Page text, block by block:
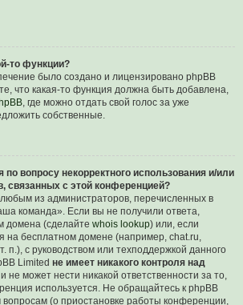
то функции?
было создано и лицензировано phpBB
что какая-то функция должна быть добавлена,
, где можно отдать свой голос за уже
собственные.
вопросу некорректного использования и/или
связанных с этой конференцией?
из администраторов, перечисленных в
команда». Если вы не получили ответа,
домена (сделайте whois lookup) или, если
на бесплатном домене (например, chat.ru,
п.), с руководством или техподдержкой данного
Limited не имеет никакого контроля над
и не может нести никакой ответственности за то,
используется. Не обращайтесь к phpBB
(о приостановке работы конференции,